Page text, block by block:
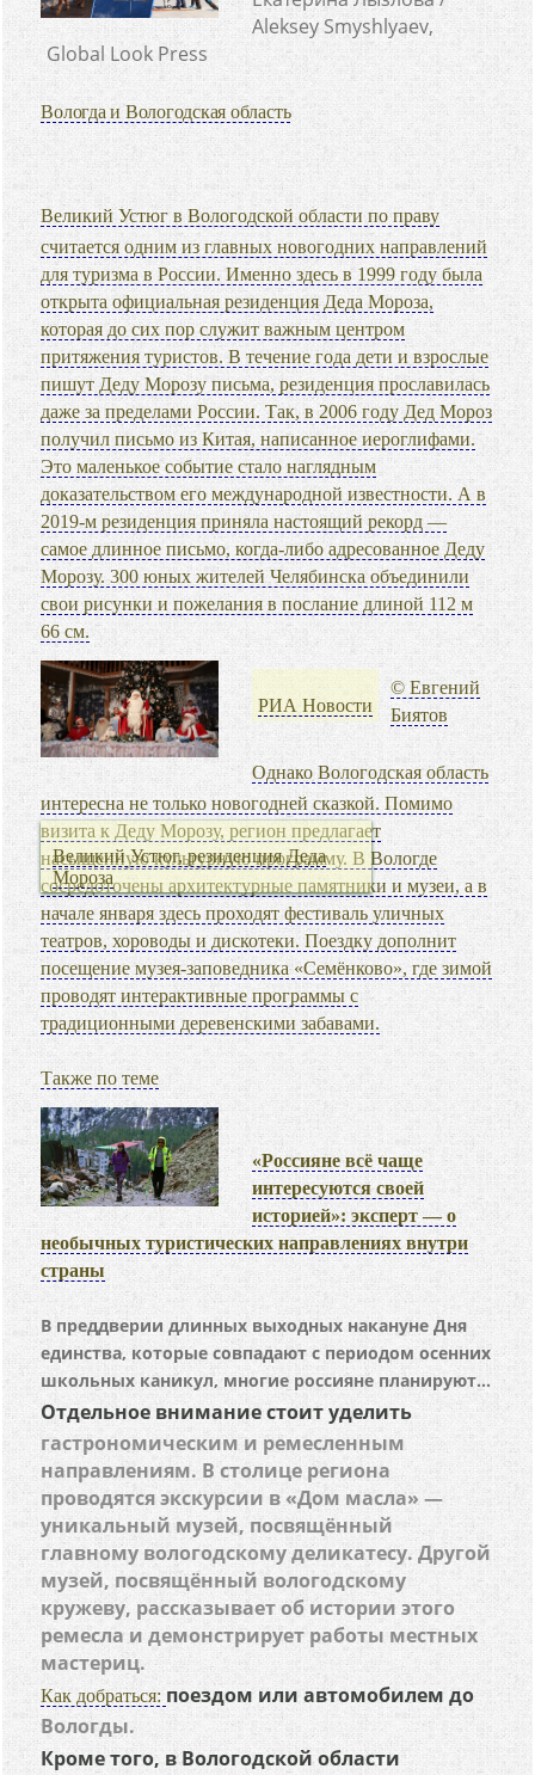
Aleksey Smyshlyaev,
Global Look Press
Вологда и Вологодская область
Великий Устюг в Вологодской области по праву
считается одним из главных новогодних направлений
для туризма в России. Именно здесь в 1999 году была
открыта официальная резиденция Деда Мороза,
которая до сих пор служит важным центром
притяжения туристов. В течение года дети и взрослые
пишут Деду Морозу письма, резиденция прославилась
даже за пределами России. Так, в 2006 году Дед Мороз
получил письмо из Китая, написанное иероглифами.
Это маленькое событие стало наглядным
доказательством его международной известности. А в
2019-м резиденция приняла настоящий рекорд —
самое длинное письмо, когда-либо адресованное Деду
Морозу. 300 юных жителей Челябинска объединили
свои рисунки и пожелания в послание длиной 112 м
66 см.
Великий Устюг, резиденция Деда
Мороза
РИА Новости
© Евгений
Биятов
Однако Вологодская область
интересна не только новогодней сказкой. Помимо
визита к Деду Морозу, регион предлагает
насыщенную культурную программу. В Вологде
сосредоточены архитектурные памятники и музеи, а в
начале января здесь проходят фестиваль уличных
театров, хороводы и дискотеки. Поездку дополнит
посещение музея-заповедника «Семёнково», где зимой
проводят интерактивные программы с
традиционными деревенскими забавами.
Также по теме
«Россияне всё чаще
интересуются своей
историей»: эксперт — о
необычных туристических направлениях внутри
страны
В преддверии длинных выходных накануне Дня
единства, которые совпадают с периодом осенних
школьных каникул, многие россияне планируют...
Отдельное внимание стоит уделить
гастрономическим и ремесленным
направлениям. В столице региона
проводятся экскурсии в «Дом масла» —
уникальный музей, посвящённый
главному вологодскому деликатесу. Другой
музей, посвящённый вологодскому
кружеву, рассказывает об истории этого
ремесла и демонстрирует работы местных
мастериц.
Как добраться: поездом или автомобилем до
Вологды.
Кроме того, в Вологодской области